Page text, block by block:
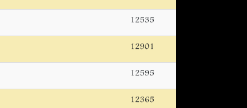
12535
12901
12595
12365